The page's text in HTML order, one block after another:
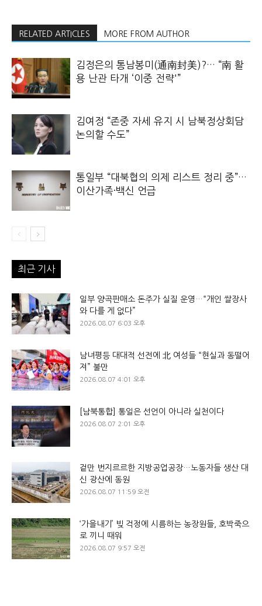
RELATED ARTICLES MORE FROM AUTHOR
김정은의 통남봉미(通南封美)?… “南 활
용 난관 타개 ‘이중 전략'”
김여정 “존중 자세 유지 시 남북정상회담
논의할 수도”
통일부 “대북협의 의제 리스트 정리 중”…
이산가족·백신 언급
최근 기사
일부 양곡판매소 돈주가 실질 운영…“개인 쌀장사
와 다를 게 없다”
2026.08.07 6:03 오후
남녀평등 대대적 선전에 北 여성들 “현실과 동떨어
져” 불만
2026.08.07 4:01 오후
[남북통합] 통일은 선언이 아니라 실천이다
2026.08.07 2:01 오후
겉만 번지르르한 지방공업공장…노동자들 생산 대
신 광산에 동원
2026.08.07 11:59 오전
‘가을내기’ 빚 걱정에 시름하는 농장원들, 호박죽으
로 끼니 때워
2026.08.07 9:57 오전